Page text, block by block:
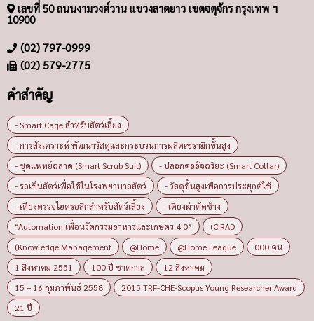
เลขที่ 50 ถนนงามวงศ์วาน แขวงลาดยาว เขตจตุจักร กรุงเทพ ฯ
10900
(02) 797-0999
(02) 579-2775
คำสำคัญ
- Smart Cage สำหรับสัตว์เลี้ยง
- การสังเคราะห์ พัฒนาวัสดุและกระบวนการผลิตเซรามิกขั้นสูง
- ชุดแพทย์ฉลาด (Smart Scrub Suit)
- ปลอกคออัจฉริยะ (Smart Collar)
- รถเข็นสัตว์เพื่อใช้ในโรงพยาบาลสัตว์
- วัสดุขั้นสูงเพื่อการประยุกต์ใช้
- เตียงตรวจไฮดรอลิกสำหรับสัตว์เลี้ยง
- เตียงผ่าตัดช้าง
“Automation เพื่อนวัตกรรมอาหารและเกษตร 4.0”
(CIRAD
(Knowledge Management
@Home @Home League
000 คน
1 สิงหาคม 2551
100 ปี ชาตกาล
12 สิงหาคม
15 – 16 กุมภาพันธ์ 2558
2015 TRF-CHE-Scopus Young Researcher Award
21 ปี